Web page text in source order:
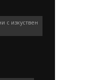
с изкуствен